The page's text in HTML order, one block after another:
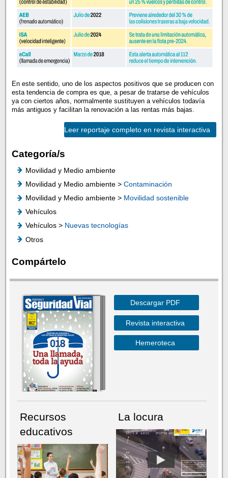
En este sentido, uno de los aspectos positivos que se producen con
esta tendencia de compra es que, a pesar de tratarse de vehículos
ya con ciertos años, normalmente sustituyen a vehículos todavía
más antiguos y facilitan la renovación a las rentas más bajas.
Leer reportaje completo en revista interactiva
Categoría/s
Movilidad y Medio ambiente
Movilidad y Medio ambiente > Contaminación
Movilidad y Medio ambiente > Movilidad sostenible
Vehículos
Vehículos > Nuevas tecnologías
Otros
Compártelo
Descargar PDF
Revista interactiva
Hemeroteca
Recursos
educativos
La locura